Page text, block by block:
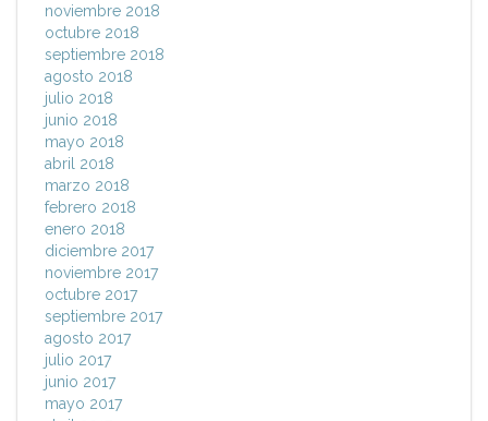
noviembre 2018
octubre 2018
septiembre 2018
agosto 2018
julio 2018
junio 2018
mayo 2018
abril 2018
marzo 2018
febrero 2018
enero 2018
diciembre 2017
noviembre 2017
octubre 2017
septiembre 2017
agosto 2017
julio 2017
junio 2017
mayo 2017